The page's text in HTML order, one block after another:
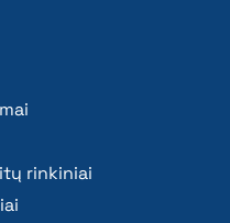
rinkiniai